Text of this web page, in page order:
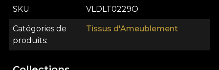
instantanément une présence forte à tout espace,
transformant la décoration en une expérience
esthétique mémorable.
La polyvalence du tissu Le Veque Tower Gold en
SKU VLDLT0229O
Catégories de
produits
Tissus d'Ameublement